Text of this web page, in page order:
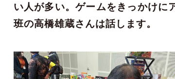
い人が多い。ゲームをきっかけに
班の高橋雄蔵さんは話します。